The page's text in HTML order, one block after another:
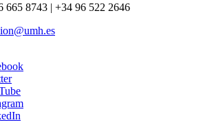
665 8743 | +34 96 522 2646